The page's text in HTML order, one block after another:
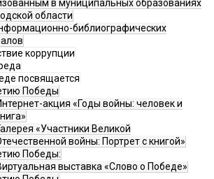
в муниципальных образованиях
области
библиографических
коррупции
посвящается
Победы
акция «Годы войны: человек и
«Участники Великой
войны: Портрет с книгой»
Победы:
выставка «Слово о Победе»